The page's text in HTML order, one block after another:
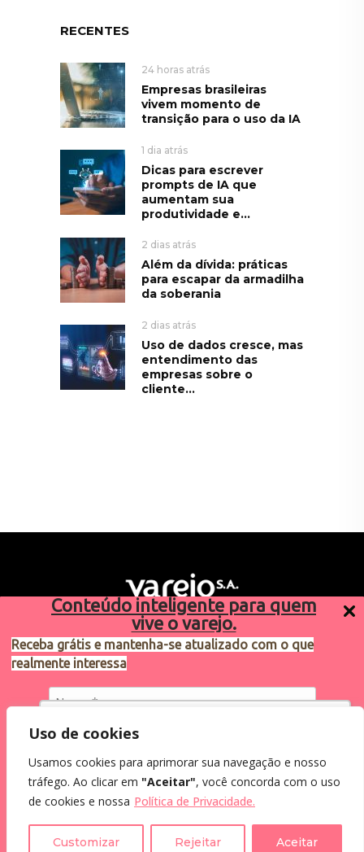
Conteúdo inteligente para quem
vive o varejo.
Receba grátis e mantenha-se atualizado com o que
realmente interessa
Eu concordo em receber comunicações.
Ao informar meus dados, eu concordo com a
Utilizamos cookies para oferecer melhor
como você interage em nosso site e
personalizar conteúdo.
Uso de cookies
Usamos cookies para aprimorar sua navegação e nosso
tráfego. Ao clicar em "Aceitar", você concorda com o uso
de cookies e nossa Política de Privacidade.
Customizar Rejeitar Aceitar
RECENTES
24 horas atrás
Empresas brasileiras
vivem momento de
transição para o uso da IA
1 dia atrás
Dicas para escrever
prompts de IA que
aumentam sua
produtividade e...
2 dias atrás
Além da dívida: práticas
para escapar da armadilha
da soberania
2 dias atrás
Uso de dados cresce, mas
entendimento das
empresas sobre o
cliente...
Sugestões de pauta
varejosa@cndl.org.br
2024®. Todos os direitos reservados.